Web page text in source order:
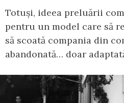
Totuși, ideea preluării
pentru un model care să
să scoată compania din
abandonată… doar